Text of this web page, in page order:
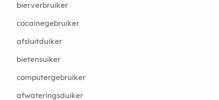
bierverbruiker
cocainegebruiker
afsluitduiker
bietensuiker
computergebruiker
afwateringsduiker